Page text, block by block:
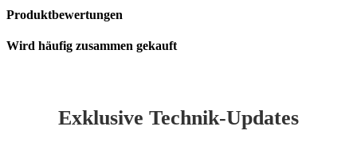
Produktbewertungen
Wird häufig zusammen gekauft
Exklusive Technik-Updates